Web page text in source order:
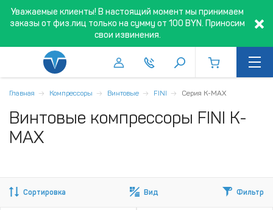
Уважаемые клиенты! В настоящий момент мы принимаем
заказы от физ.лиц только на сумму от 100 BYN. Приносим
свои извинения.
Главная Компрессоры Винтовые FINI Серия K-MAX
Винтовые компрессоры FINI K-
MAX
Сортировка Вид Фильтр